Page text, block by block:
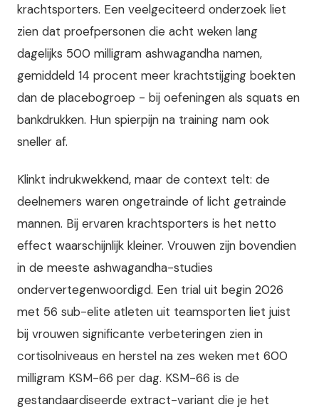
krachtsporters. Een veelgeciteerd onderzoek liet
zien dat proefpersonen die acht weken lang
dagelijks 500 milligram ashwagandha namen,
gemiddeld 14 procent meer krachtstijging boekten
dan de placebogroep - bij oefeningen als squats en
bankdrukken. Hun spierpijn na training nam ook
sneller af.
Klinkt indrukwekkend, maar de context telt: de
deelnemers waren ongetrainde of licht getrainde
mannen. Bij ervaren krachtsporters is het netto
effect waarschijnlijk kleiner. Vrouwen zijn bovendien
in de meeste ashwagandha-studies
ondervertegenwoordigd. Een trial uit begin 2026
met 56 sub-elite atleten uit teamsporten liet juist
bij vrouwen significante verbeteringen zien in
cortisolniveaus en herstel na zes weken met 600
milligram KSM-66 per dag. KSM-66 is de
gestandaardiseerde extract-variant die je het